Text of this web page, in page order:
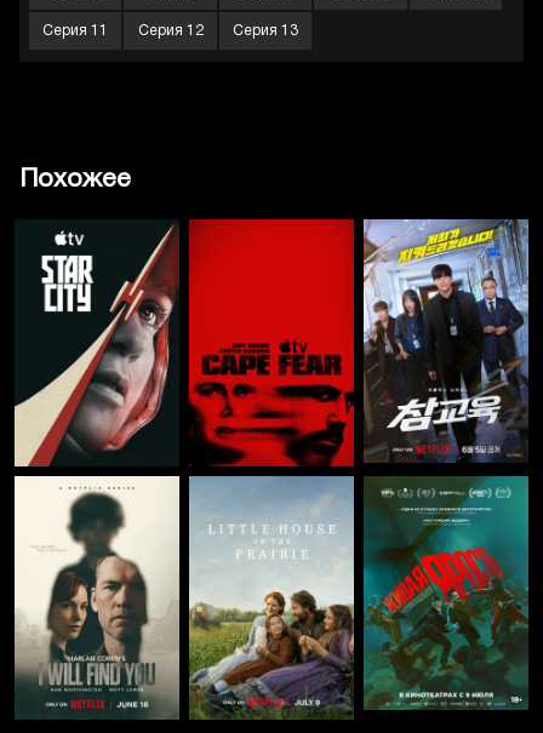
Серия 11 Серия 12 Серия 13
Похожее